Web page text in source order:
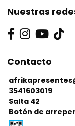
Nuestras
Contacto
3541603019
Salta 42
Botón de